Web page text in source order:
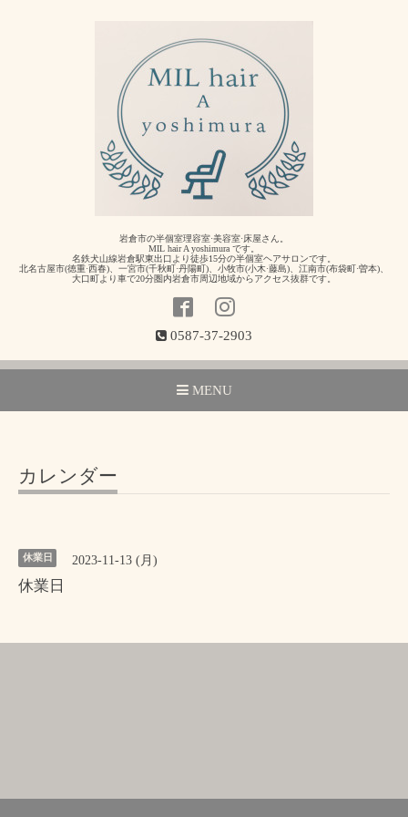
岩倉市の半個室理容室·美容室·床屋さん。
MIL hair A yoshimura です。
名鉄犬山線岩倉駅東出口より徒歩15分の半個室ヘアサロンです。
北名古屋市(徳重·西春)、一宮市(千秋町·丹陽町)、小牧市(小木·藤島)、江南市(布袋町·曽本)、
大口町より車で20分圏内岩倉市周辺地域からアクセス抜群です。
0587-37-2903
MENU
カレンダー
休業日 2023-11-13 (月)
休業日